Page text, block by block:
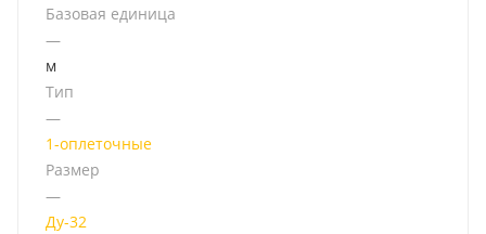
Базовая единица
—
м
Тип
—
1-оплеточные
Размер
—
Ду-32